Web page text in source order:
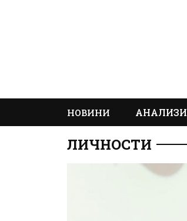
НОВИНИ АНАЛИЗИ
ЛИЧНОСТИ